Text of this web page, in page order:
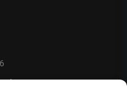
:-)